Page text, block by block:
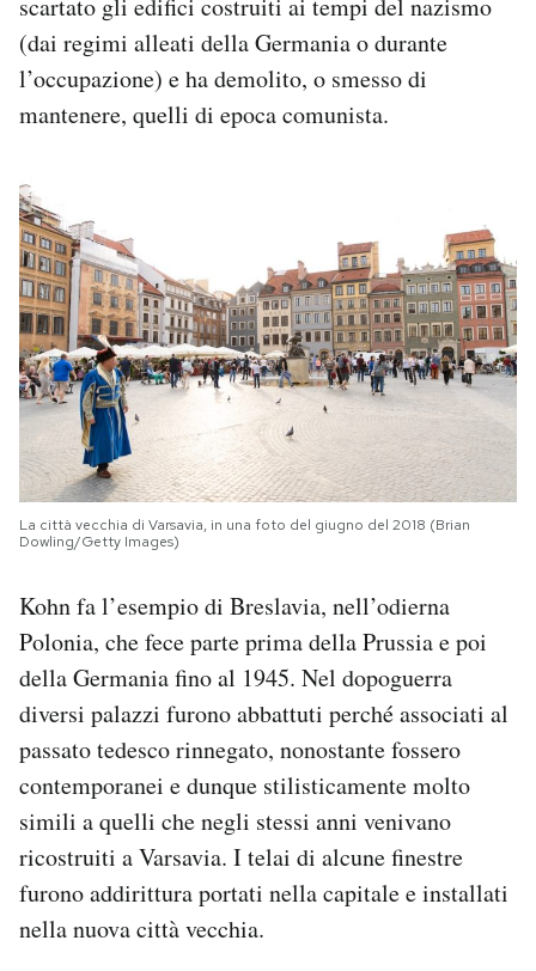
(dai regimi alleati della Germania o durante
l’occupazione) e ha demolito, o smesso di
mantenere, quelli di epoca comunista.
La città vecchia di Varsavia, in una foto del giugno del 2018 (Brian
Dowling/Getty Images)
Kohn fa l’esempio di Breslavia, nell’odierna
Polonia, che fece parte prima della Prussia e poi
della Germania fino al 1945. Nel dopoguerra
diversi palazzi furono abbattuti perché associati al
passato tedesco rinnegato, nonostante fossero
contemporanei e dunque stilisticamente molto
simili a quelli che negli stessi anni venivano
ricostruiti a Varsavia. I telai di alcune finestre
furono addirittura portati nella capitale e installati
nella nuova città vecchia.